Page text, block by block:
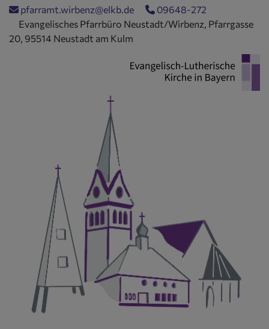
Direkt
Inhalt
pfarramt.wirbenz@elkb.de
09648-272
Evangelisches Pfarrbüro Neustadt/Wirbenz, Pfarrgasse
20, 95514 Neustadt am Kulm